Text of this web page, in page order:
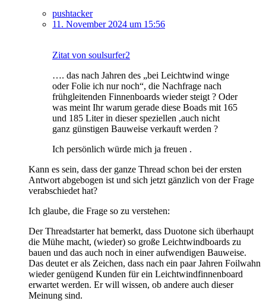
pushtacker
11. November 2024 um 15:56
Zitat von soulsurfer2
…. das nach Jahren des „bei Leichtwind winge
oder Folie ich nur noch“, die Nachfrage nach
frühgleitenden Finnenboards wieder steigt ? Oder
was meint Ihr warum gerade diese Boads mit 165
und 185 Liter in dieser speziellen ,auch nicht
ganz günstigen Bauweise verkauft werden ?
Ich persönlich würde mich ja freuen .
Kann es sein, dass der ganze Thread schon bei der ersten
Antwort abgebogen ist und sich jetzt gänzlich von der Frage
verabschiedet hat?
Ich glaube, die Frage so zu verstehen:
Der Threadstarter hat bemerkt, dass Duotone sich überhaupt
die Mühe macht, (wieder) so große Leichtwindboards zu
bauen und das auch noch in einer aufwendigen Bauweise.
Das deutet er als Zeichen, dass nach ein paar Jahren Foilwahn
wieder genügend Kunden für ein Leichtwindfinnenboard
erwartet werden. Er will wissen, ob andere auch dieser
Meinung sind.